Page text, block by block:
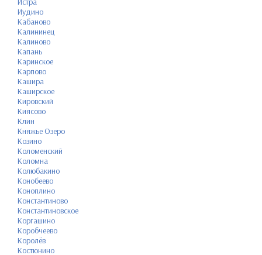
Иудино
Кабаново
Калининец
Калиново
Капань
Каринское
Карпово
Кашира
Каширское
Кировский
Киясово
Клин
Княжье Озеро
Козино
Коломенский
Коломна
Колюбакино
Конобеево
Коноплино
Константиново
Константиновское
Коргашино
Коробчеево
Королёв
Костюнино